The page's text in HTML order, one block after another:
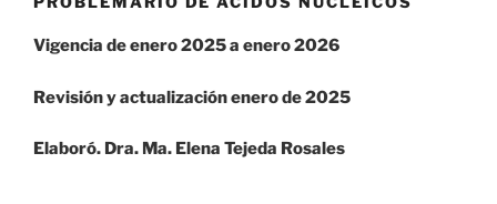
Vigencia de enero 2025 a enero 2026
Revisión y actualización enero de 2025
Elaboró. Dra. Ma. Elena Tejeda Rosales